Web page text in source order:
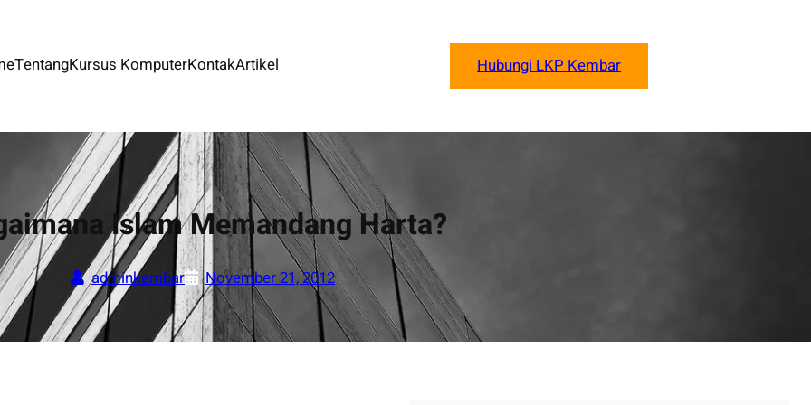
TentangKursus KomputerKontakArtikel Hubungi LKP Kembar
Islam Memandang Harta?
adminkembar November 21, 2012